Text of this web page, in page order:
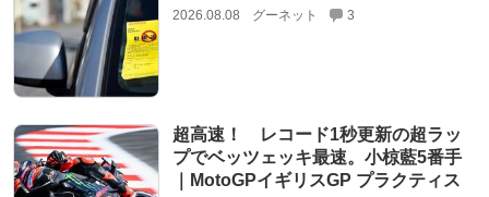
2026.08.08 グーネット 3
超高速！ レコード1秒更新の超ラッ
プでベッツェッキ最速。小椋藍5番手
｜MotoGPイギリスGP プラクティス